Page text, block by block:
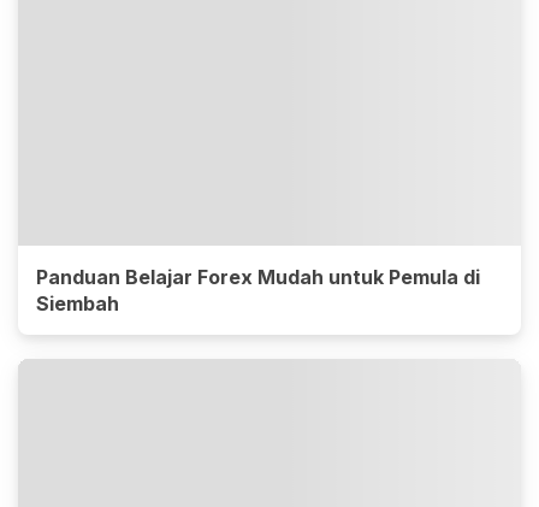
Panduan Belajar Forex Mudah untuk Pemula di
Siembah